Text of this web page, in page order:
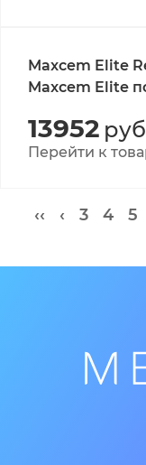
Maxcem Elite
Maxcem Elite
13952
Перейти к
‹‹ ‹ 3 4 5